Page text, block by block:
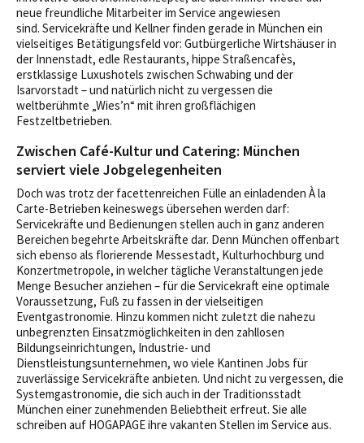
neue freundliche Mitarbeiter im Service angewiesen
sind. Servicekräfte und Kellner finden gerade in München ein
vielseitiges Betätigungsfeld vor: Gutbürgerliche Wirtshäuser in
der Innenstadt, edle Restaurants, hippe Straßencafès,
erstklassige Luxushotels zwischen Schwabing und der
Isarvorstadt – und natürlich nicht zu vergessen die
weltberühmte „Wies’n“ mit ihren großflächigen
Festzeltbetrieben.
Zwischen Café-Kultur und Catering: München
serviert viele Jobgelegenheiten
Doch was trotz der facettenreichen Fülle an einladenden À la
Carte-Betrieben keineswegs übersehen werden darf:
Servicekräfte und Bedienungen stellen auch in ganz anderen
Bereichen begehrte Arbeitskräfte dar. Denn München offenbart
sich ebenso als florierende Messestadt, Kulturhochburg und
Konzertmetropole, in welcher tägliche Veranstaltungen jede
Menge Besucher anziehen – für die Servicekraft eine optimale
Voraussetzung, Fuß zu fassen in der vielseitigen
Eventgastronomie. Hinzu kommen nicht zuletzt die nahezu
unbegrenzten Einsatzmöglichkeiten in den zahllosen
Bildungseinrichtungen, Industrie- und
Dienstleistungsunternehmen, wo viele Kantinen Jobs für
zuverlässige Servicekräfte anbieten. Und nicht zu vergessen, die
Systemgastronomie, die sich auch in der Traditionsstadt
München einer zunehmenden Beliebtheit erfreut. Sie alle
schreiben auf HOGAPAGE ihre vakanten Stellen im Service aus.